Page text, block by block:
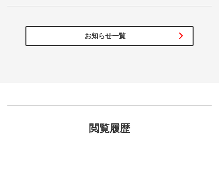
お知らせ一覧
閲覧履歴